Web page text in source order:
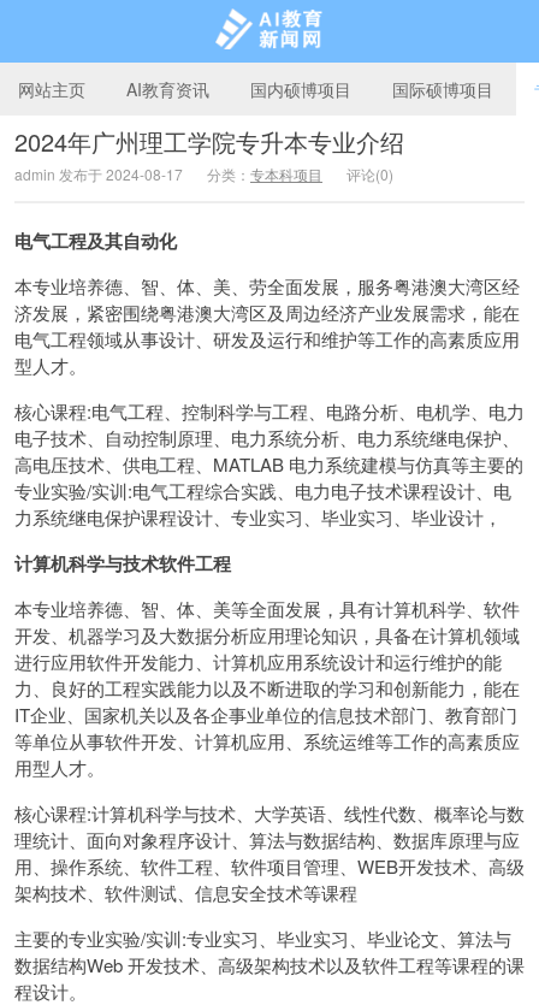
AI教育新闻网
网站主页 AI教育资讯 国内硕博项目 国际硕博项目
2024年广州理工学院专升本专业介绍
admin 发布于 2024-08-17 分类： 专本科项目 评论(0)
电气工程及其自动化
本专业培养德、智、体、美、劳全面发展，服务粤港澳大湾区经
济发展，紧密围绕粤港澳大湾区及周边经济产业发展需求，能在
电气工程领域从事设计、研发及运行和维护等工作的高素质应用
型人才。
核心课程:电气工程、控制科学与工程、电路分析、电机学、电力
电子技术、自动控制原理、电力系统分析、电力系统继电保护、
高电压技术、供电工程、MATLAB 电力系统建模与仿真等主要的
专业实验/实训:电气工程综合实践、电力电子技术课程设计、电
力系统继电保护课程设计、专业实习、毕业实习、毕业设计，
计算机科学与技术软件工程
本专业培养德、智、体、美等全面发展，具有计算机科学、软件
开发、机器学习及大数据分析应用理论知识，具备在计算机领域
进行应用软件开发能力、计算机应用系统设计和运行维护的能
力、良好的工程实践能力以及不断进取的学习和创新能力，能在
IT企业、国家机关以及各企事业单位的信息技术部门、教育部门
等单位从事软件开发、计算机应用、系统运维等工作的高素质应
用型人才。
核心课程:计算机科学与技术、大学英语、线性代数、概率论与数
理统计、面向对象程序设计、算法与数据结构、数据库原理与应
用、操作系统、软件工程、软件项目管理、WEB开发技术、高级
架构技术、软件测试、信息安全技术等课程
主要的专业实验/实训:专业实习、毕业实习、毕业论文、算法与
数据结构Web 开发技术、高级架构技术以及软件工程等课程的课
程设计。